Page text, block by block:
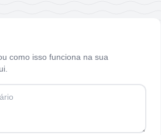
como isso funciona na sua